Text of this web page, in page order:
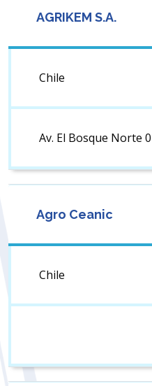
AGRIKEM S.A.
Chile
Av. El Bosque Norte
Agro Ceanic
Chile